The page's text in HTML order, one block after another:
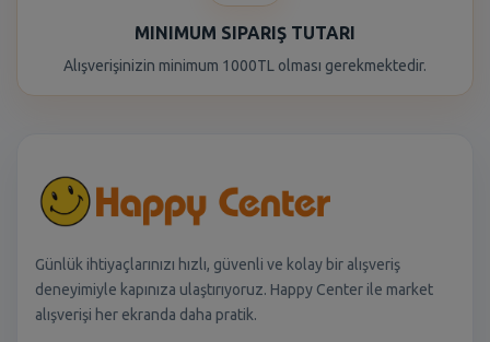
MINIMUM SIPARIŞ TUTARI
Alışverişinizin minimum 1000TL olması gerekmektedir.
Günlük ihtiyaçlarınızı hızlı, güvenli ve kolay bir alışveriş
deneyimiyle kapınıza ulaştırıyoruz. Happy Center ile market
alışverişi her ekranda daha pratik.